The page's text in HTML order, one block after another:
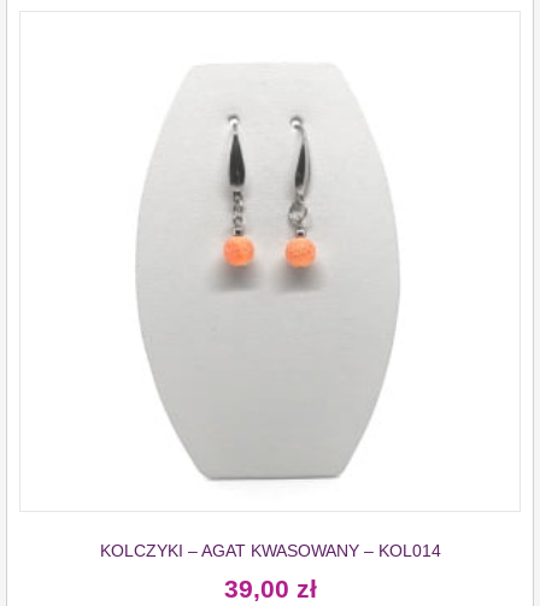
KOLCZYKI – AGAT KWASOWANY – KOL014
39,00 zł